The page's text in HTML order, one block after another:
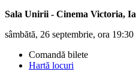
Sala Unirii - Cinema Victoria,
sâmbătă, 26 septembrie, ora
Comandă bilete
Hartă locuri